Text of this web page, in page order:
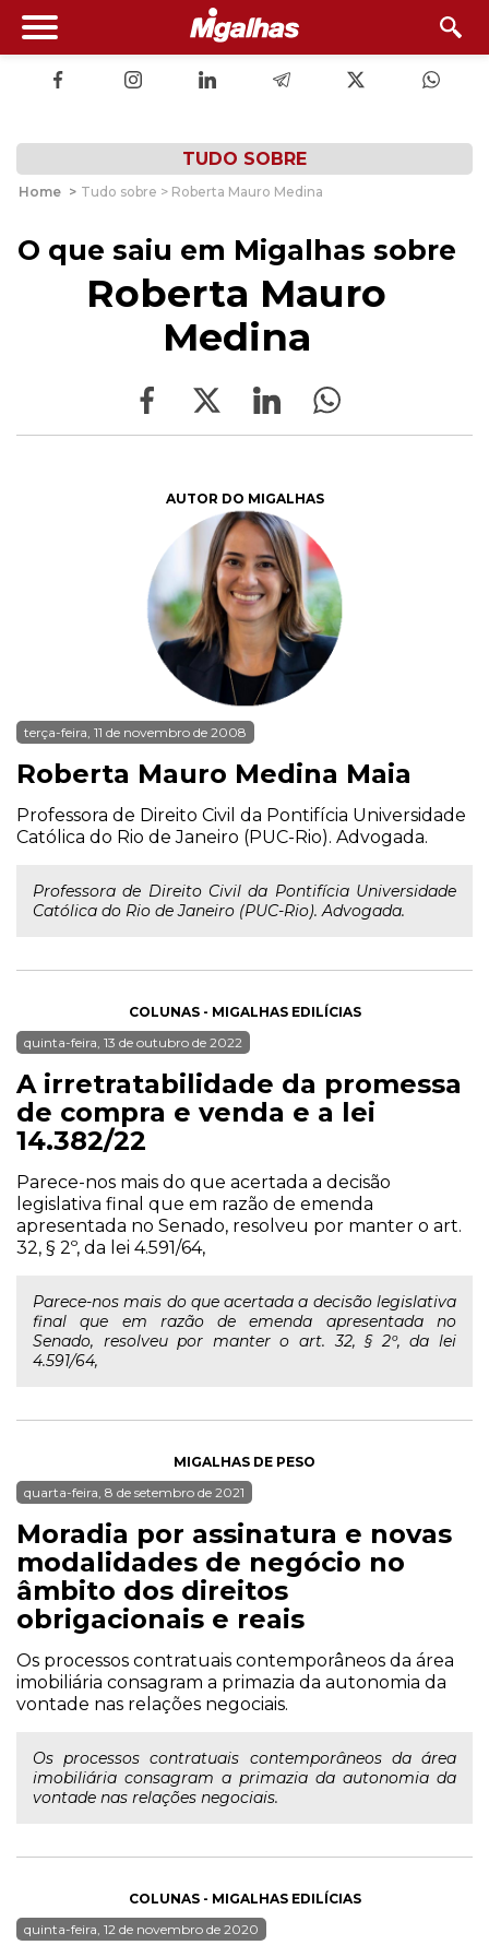
TUDO SOBRE
Home > Tudo sobre > Roberta Mauro Medina
O que saiu em Migalhas sobre
Roberta Mauro
Medina
AUTOR DO MIGALHAS
terça-feira, 11 de novembro de 2008
Roberta Mauro Medina Maia
Professora de Direito Civil da Pontifícia Universidade
Católica do Rio de Janeiro (PUC-Rio). Advogada.
Professora de Direito Civil da Pontifícia Universidade
Católica do Rio de Janeiro (PUC-Rio). Advogada.
COLUNAS - MIGALHAS EDILÍCIAS
quinta-feira, 13 de outubro de 2022
A irretratabilidade da promessa
de compra e venda e a lei
14.382/22
Parece-nos mais do que acertada a decisão
legislativa final que em razão de emenda
apresentada no Senado, resolveu por manter o art.
32, § 2º, da lei 4.591/64,
Parece-nos mais do que acertada a decisão legislativa
final que em razão de emenda apresentada no
Senado, resolveu por manter o art. 32, § 2º, da lei
4.591/64,
MIGALHAS DE PESO
quarta-feira, 8 de setembro de 2021
Moradia por assinatura e novas
modalidades de negócio no
âmbito dos direitos
obrigacionais e reais
Os processos contratuais contemporâneos da área
imobiliária consagram a primazia da autonomia da
vontade nas relações negociais.
Os processos contratuais contemporâneos da área
imobiliária consagram a primazia da autonomia da
vontade nas relações negociais.
COLUNAS - MIGALHAS EDILÍCIAS
quinta-feira, 12 de novembro de 2020